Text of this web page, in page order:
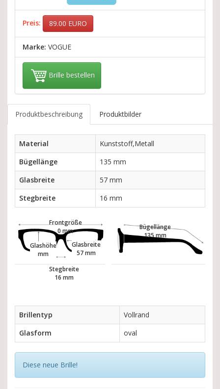
Preis: 89.00 EURO
Marke: VOGUE
Brille bestellen
Produktbeschreibung Produktbilder
Material
Kunststoff,Metall
Bügellänge
135 mm
Glasbreite
57 mm
Stegbreite
16 mm
Frontgröße
0 mm
Bügellänge
135 mm
Glashöhe
mm
Glasbreite
57 mm
Stegbreite
16 mm
Brillentyp
Vollrand
Glasform
oval
Diese neue Brille!